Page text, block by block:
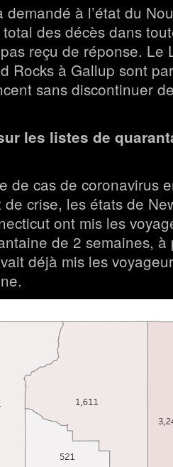
demandé à l’état du
des décès dans
reçu de réponse. Le
Rocks à Gallup sont
sans discontinuer
les listes de
de cas de coronavirus
crise, les états de
ont mis les
de 2 semaines,
déjà mis les